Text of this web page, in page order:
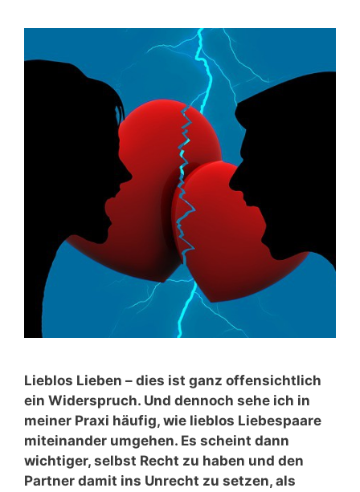
Lieblos Lieben – dies ist ganz offensichtlich
ein Widerspruch. Und dennoch sehe ich in
meiner Praxi häufig, wie lieblos Liebespaare
miteinander umgehen. Es scheint dann
wichtiger, selbst Recht zu haben und den
Partner damit ins Unrecht zu setzen, als